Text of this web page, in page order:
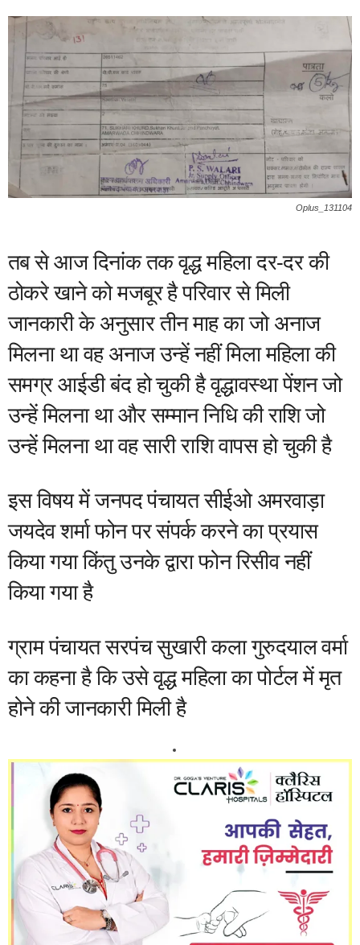
Oplus_131104
तब से आज दिनांक तक वृद्ध महिला दर-दर की
ठोकरे खाने को मजबूर है परिवार से मिली
जानकारी के अनुसार तीन माह का जो अनाज
मिलना था वह अनाज उन्हें नहीं मिला महिला की
समग्र आईडी बंद हो चुकी है वृद्धावस्था पेंशन जो
उन्हें मिलना था और सम्मान निधि की राशि जो
उन्हें मिलना था वह सारी राशि वापस हो चुकी है
इस विषय में जनपद पंचायत सीईओ अमरवाड़ा
जयदेव शर्मा फोन पर संपर्क करने का प्रयास
किया गया किंतु उनके द्वारा फोन रिसीव नहीं
किया गया है
ग्राम पंचायत सरपंच सुखारी कला गुरुदयाल वर्मा
का कहना है कि उसे वृद्ध महिला का पोर्टल में मृत
होने की जानकारी मिली है